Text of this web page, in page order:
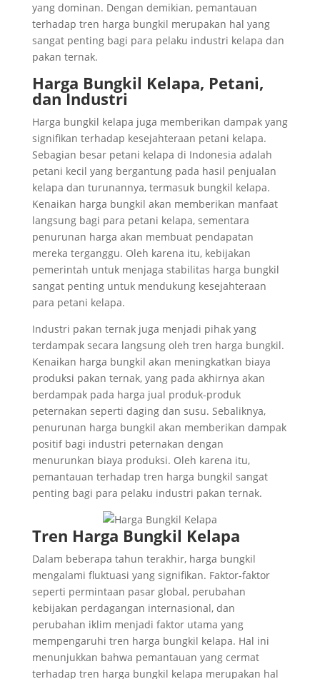
yang dominan. Dengan demikian, pemantauan
terhadap tren harga bungkil merupakan hal yang
sangat penting bagi para pelaku industri kelapa dan
pakan ternak.
Harga Bungkil Kelapa, Petani,
dan Industri
Harga bungkil kelapa juga memberikan dampak yang
signifikan terhadap kesejahteraan petani kelapa.
Sebagian besar petani kelapa di Indonesia adalah
petani kecil yang bergantung pada hasil penjualan
kelapa dan turunannya, termasuk bungkil kelapa.
Kenaikan harga bungkil akan memberikan manfaat
langsung bagi para petani kelapa, sementara
penurunan harga akan membuat pendapatan
mereka terganggu. Oleh karena itu, kebijakan
pemerintah untuk menjaga stabilitas harga bungkil
sangat penting untuk mendukung kesejahteraan
para petani kelapa.
Industri pakan ternak juga menjadi pihak yang
terdampak secara langsung oleh tren harga bungkil.
Kenaikan harga bungkil akan meningkatkan biaya
produksi pakan ternak, yang pada akhirnya akan
berdampak pada harga jual produk-produk
peternakan seperti daging dan susu. Sebaliknya,
penurunan harga bungkil akan memberikan dampak
positif bagi industri peternakan dengan
menurunkan biaya produksi. Oleh karena itu,
pemantauan terhadap tren harga bungkil sangat
penting bagi para pelaku industri pakan ternak.
Tren Harga Bungkil Kelapa
Dalam beberapa tahun terakhir, harga bungkil
mengalami fluktuasi yang signifikan. Faktor-faktor
seperti permintaan pasar global, perubahan
kebijakan perdagangan internasional, dan
perubahan iklim menjadi faktor utama yang
mempengaruhi tren harga bungkil kelapa. Hal ini
menunjukkan bahwa pemantauan yang cermat
terhadap tren harga bungkil kelapa merupakan hal